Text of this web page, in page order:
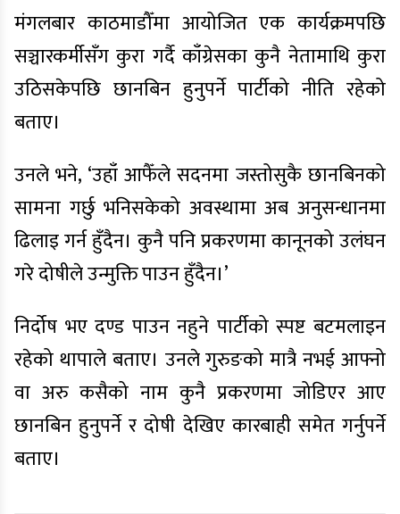
मंगलबार काठमाडौँमा आयोजित एक कार्यक्रमपछि
सञ्चारकर्मीसँग कुरा गर्दै काँग्रेसका कुनै नेतामाथि कुरा
उठिसकेपछि छानबिन हुनुपर्ने पार्टीको नीति रहेको
बताए।
उनले भने, ‘उहाँ आफैँले सदनमा जस्तोसुकै छानबिनको
सामना गर्छु भनिसकेको अवस्थामा अब अनुसन्धानमा
ढिलाइ गर्न हुँदैन। कुनै पनि प्रकरणमा कानूनको उलंघन
गरे दोषीले उन्मुक्ति पाउन हुँदैन।’
निर्दोष भए दण्ड पाउन नहुने पार्टीको स्पष्ट बटमलाइन
रहेको थापाले बताए। उनले गुरुङको मात्रै नभई आफ्नो
वा अरु कसैको नाम कुनै प्रकरणमा जोडिएर आए
छानबिन हुनुपर्ने र दोषी देखिए कारबाही समेत गर्नुपर्ने
बताए।